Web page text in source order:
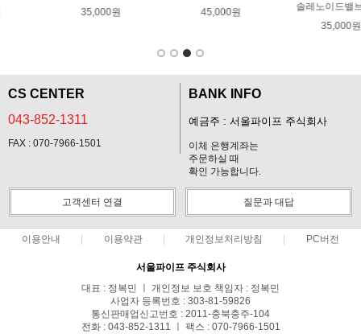
솔레노이드밸브 TPC
32,000원
5,000원
CS CENTER
043-852-1311
FAX : 070-7966-1501
BANK INFO
예금주 : 서울파이프 주식회사
이체 은행계좌는
주문하실 때
확인 가능합니다.
고객센터 연결 질문과 대답
이용안내 이용약관 개인정보처리방침 PC버전
서울파이프 주식회사
대표 : 정복민 ㅣ 개인정보 보호 책임자 : 정복민
사업자 등록번호 : 303-81-59826
통신판매업신고번호 : 2011-충북충주-104
전화 : 043-852-1311 ㅣ 팩스 : 070-7966-1501